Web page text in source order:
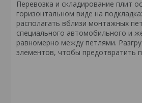
Перевозка и складирование плит
горизонтальном виде на
располагать вблизи монтажных
специального автомобильного и
равномерно между петлями.
элементов, чтобы предотвратить